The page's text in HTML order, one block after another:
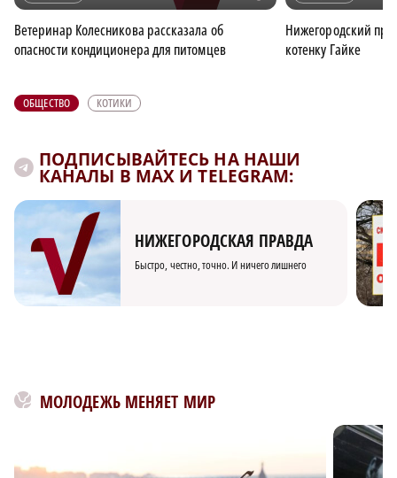
Ветеринар Колесникова рассказала об
опасности кондиционера для питомцев
Нижегородский
котенку Гайке
ОБЩЕСТВО КОТИКИ
ПОДПИСЫВАЙТЕСЬ НА НАШИ
КАНАЛЫ В MAX И TELEGRAM:
НИЖЕГОРОДСКАЯ ПРАВДА
Быстро, честно, точно. И ничего лишнего
МОЛОДЕЖЬ МЕНЯЕТ МИР